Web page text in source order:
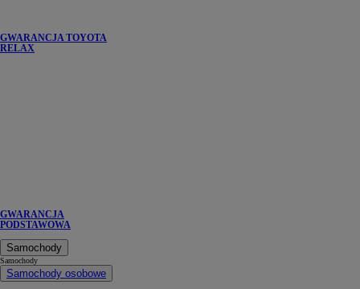
GWARANCJA TOYOTA
RELAX
GWARANCJA
PODSTAWOWA
Samochody
Samochody
Samochody osobowe